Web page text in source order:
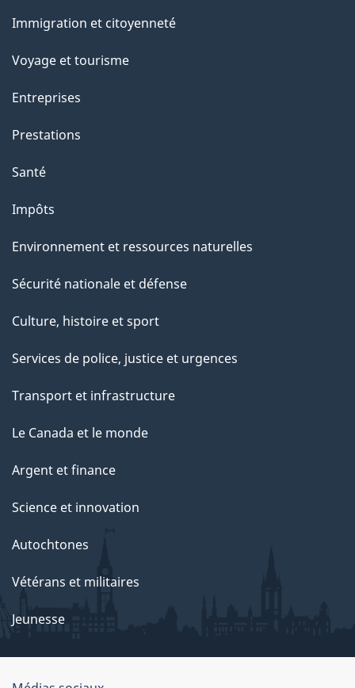
a
c
i
o
s
u
c
e
t
e
a
g
sujets
Immigration et citoyenneté
Voyage et tourisme
Entreprises
Prestations
Santé
Impôts
Environnement et ressources naturelles
Sécurité nationale et défense
Culture, histoire et sport
Services de police, justice et urgences
Transport et infrastructure
Le Canada et le monde
Argent et finance
Science et innovation
Autochtones
Vétérans et militaires
Jeunesse